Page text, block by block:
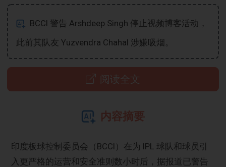
BCCI 警告 Arshdeep Singh 停止视频博客活动，
此前其队友 Yuzvendra Chahal 涉嫌吸烟。
阅读全文
内容摘要
印度板球控制委员会（BCCI）在为 IPL 球队和球员引
入更严格的运营和安全准则数小时后，据报道已警告